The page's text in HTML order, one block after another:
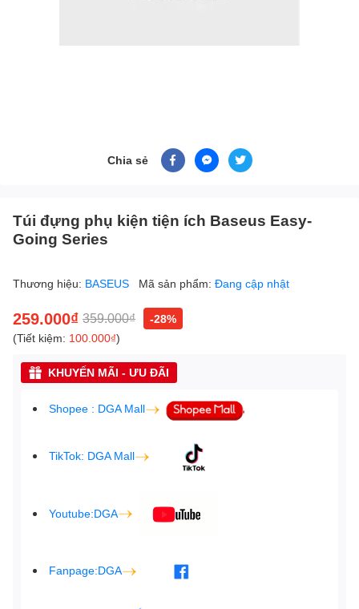
Chia sẻ
Túi đựng phụ kiện tiện ích Baseus Easy-
Going Series
Thương hiệu: BASEUS Mã sản phẩm: Đang cập nhật
259.000₫ 359.000₫
-28%
(Tiết kiệm: 100.000₫)
KHUYẾN MÃI - ƯU ĐÃI
Shopee : DGA Mall
TikTok: DGA Mall
Youtube:DGA
Fanpage:DGA